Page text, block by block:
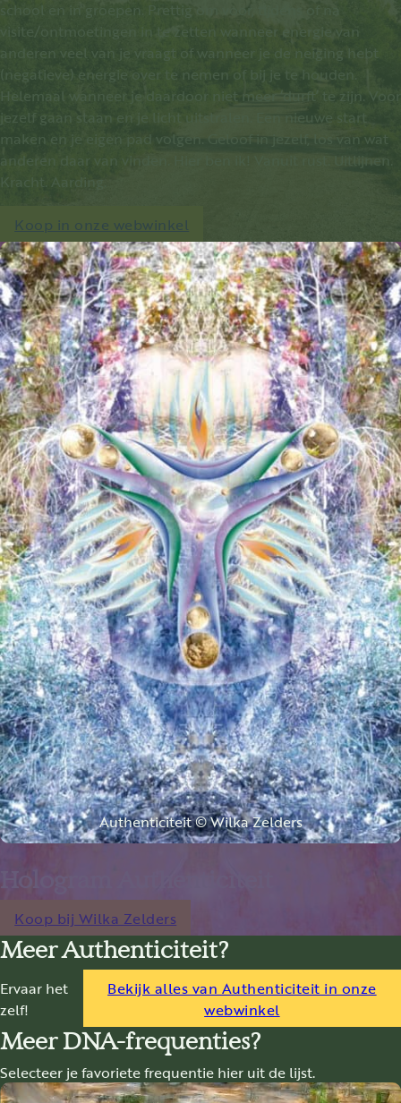
school en in groepen. Prettig om voor, tijdens of na
visite/ontmoetingen in te zetten wanneer energie van
anderen veel van je vraagt of wanneer je de neiging hebt
(negatieve) energie over te nemen of bij je te houden.
Helemaal wanneer je daardoor niet meer ‘durft’ te zijn. Voor
jezelf gaan staan en je licht uitstralen. Een nieuwe start
maken en je eigen pad volgen. Geloof in jezelf, los van wat
anderen daar van vinden. Hier ben ik! Vanuit rust. Uitlijnen.
Kracht. Aarding.
Koop in onze webwinkel
Authenticiteit © Wilka Zelders
Hologram Authenticiteit
Koop bij Wilka Zelders
Meer Authenticiteit?
Ervaar het
zelf!
Bekijk alles van Authenticiteit in onze
webwinkel
Meer DNA-frequenties?
Selecteer je favoriete frequentie hier uit de lijst.